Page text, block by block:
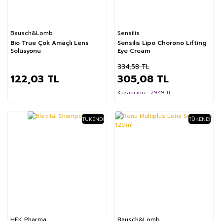
Bausch&Lomb
Bio True Çok Amaçlı Lens
Solüsyonu
122,03 TL
Sensilis
Sensilis Lipo Chorono Lifting
Eye Cream
305,08 TL
334,58 TL
Kazancınız : 29.49 TL
TÜKENDI %6 TÜKENDI